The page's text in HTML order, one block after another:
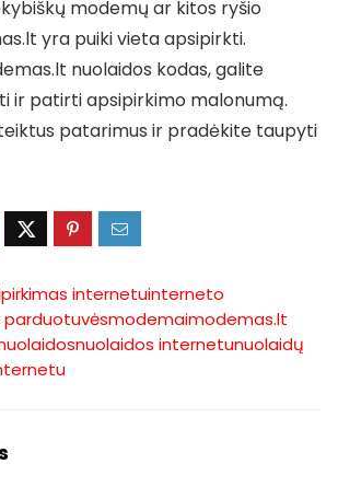
modemų ar kitos ryšio
yra puiki vieta apsipirkti.
nuolaidos kodas, galite
ir patirti apsipirkimo malonumą.
patarimus ir pradėkite taupyti
internetuinterneto
parduotuvėsmodemaimodemas.lt
nuolaidos internetunuolaidų